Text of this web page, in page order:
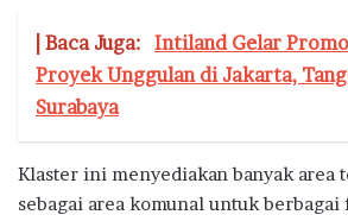
| Baca Juga: Intiland Gelar
Proyek Unggulan di Jakarta,
Surabaya
Klaster ini menyediakan banyak area
sebagai area komunal untuk